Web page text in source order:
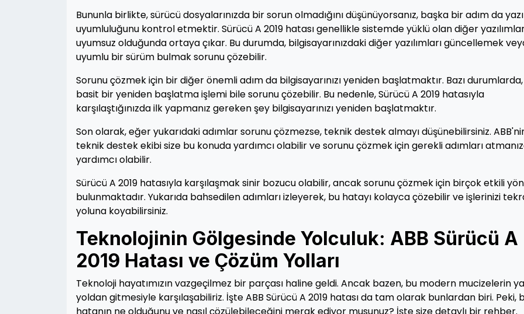
Bununla birlikte, sürücü dosyalarınızda bir sorun olmadığını düşünüyorsanız, başka bir adım da
uyumluluğunu kontrol etmektir. Sürücü A 2019 hatası genellikle sistemde yüklü olan diğer
uyumsuz olduğunda ortaya çıkar. Bu durumda, bilgisayarınızdaki diğer yazılımları güncellemek
uyumlu bir sürüm bulmak sorunu çözebilir.
Sorunu çözmek için bir diğer önemli adım da bilgisayarınızı yeniden başlatmaktır. Bazı durumlarda,
basit bir yeniden başlatma işlemi bile sorunu çözebilir. Bu nedenle, Sürücü A 2019 hatasıyla
karşılaştığınızda ilk yapmanız gereken şey bilgisayarınızı yeniden başlatmaktır.
Son olarak, eğer yukarıdaki adımlar sorunu çözmezse, teknik destek almayı düşünebilirsiniz.
teknik destek ekibi size bu konuda yardımcı olabilir ve sorunu çözmek için gerekli adımları
yardımcı olabilir.
Sürücü A 2019 hatasıyla karşılaşmak sinir bozucu olabilir, ancak sorunu çözmek için birçok etkili
bulunmaktadır. Yukarıda bahsedilen adımları izleyerek, bu hatayı kolayca çözebilir ve işlerinizi
yoluna koyabilirsiniz.
Teknolojinin Gölgesinde Yolculuk: ABB Sürücü A
2019 Hatası ve Çözüm Yolları
Teknoloji hayatımızın vazgeçilmez bir parçası haline geldi. Ancak bazen, bu modern mucizelerin
yoldan gitmesiyle karşılaşabiliriz. İşte ABB Sürücü A 2019 hatası da tam olarak bunlardan biri. Peki,